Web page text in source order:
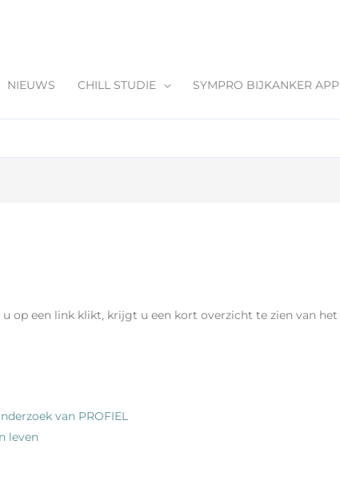
NIEUWS CHILL STUDIE SYMPRO BIJKANKER APP
op een link klikt, krijgt u een kort overzicht te zien van het
van PROFIEL
leven